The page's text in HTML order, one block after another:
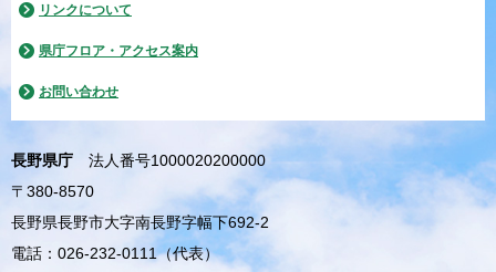
リンクについて
県庁フロア・アクセス案内
お問い合わせ
長野県庁
法人番号1000020200000
〒380-8570
長野県長野市大字南長野字幅下692-2
電話：026-232-0111（代表）